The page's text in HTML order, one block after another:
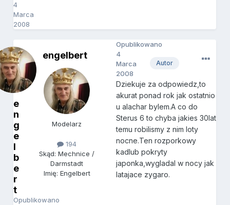
4
Marca
2008
e
n
g
e
l
b
e
r
t
Opublikowano
engelbert
Modelarz
194
Skąd: Mechnice /
Darmstadt
Imię: Engelbert
Autor
Opublikowano
4
Marca
2008
Dziekuje za odpowiedz,to
akurat ponad rok jak ostatnio
u alachar bylem.A co do
Sterus 6 to chyba jakies 30lat
temu robilismy z nim loty
nocne.Ten rozporkowy
kadlub pokryty
japonka,wygladal w nocy jak
latajace zygaro.